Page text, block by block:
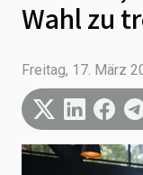
Wahl zu
Freitag, 17. März